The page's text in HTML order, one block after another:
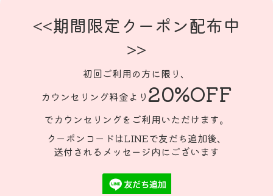
<<期間限定クーポン配布中
>>
初回ご利用の方に限り、
カウンセリング料金より20%OFF
でカウンセリングをご利用いただけます。
クーポンコードはLINEで友だち追加後、
送付されるメッセージ内にございます